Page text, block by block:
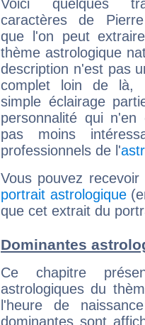
Voici quelques
caractères de
que l'on peut
thème astrologique
description n'est pas
complet loin de là,
simple éclairage
personnalité qui n'en
pas moins
professionnels de l'
Vous pouvez
portrait astrologique
que cet extrait du
Dominantes
Ce chapitre
astrologiques du
l'heure de
dominantes sont